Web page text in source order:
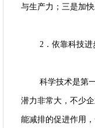
与生产力；三是加
2．依靠科技进
科学技术是第
潜力非常大，不少
能减排的促进作用